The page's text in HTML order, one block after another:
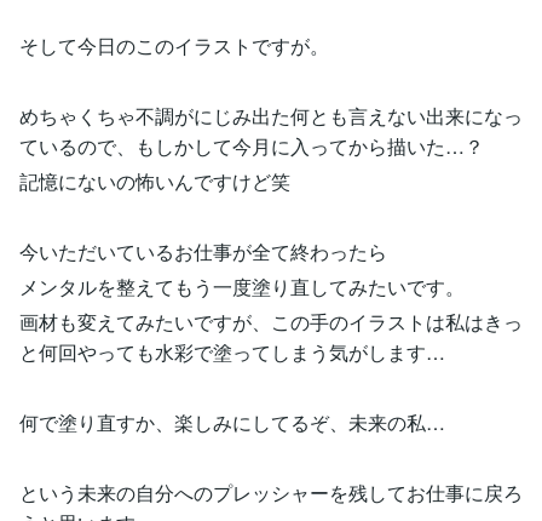
そして今日のこのイラストですが。
めちゃくちゃ不調がにじみ出た何とも言えない出来になっ
ているので、もしかして今月に入ってから描いた…？
記憶にないの怖いんですけど笑
今いただいているお仕事が全て終わったら
メンタルを整えてもう一度塗り直してみたいです。
画材も変えてみたいですが、この手のイラストは私はきっ
と何回やっても水彩で塗ってしまう気がします…
何で塗り直すか、楽しみにしてるぞ、未来の私…
という未来の自分へのプレッシャーを残してお仕事に戻ろ